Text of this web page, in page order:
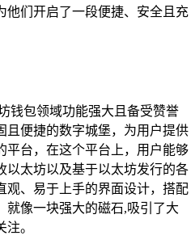
他们开启了一段便捷、安全且充
钱包领域功能强大且备受赞誉
且便捷的数字城堡，为用户提供
平台，在这个平台上，用户能够
以太坊以及基于以太坊发行的各
观、易于上手的界面设计，搭配
就像一块强大的磁石,吸引了大
。